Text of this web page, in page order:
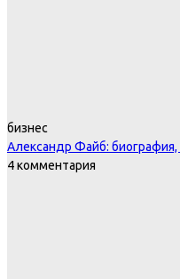
бизнес
Александр Файб: биография,
4 комментария